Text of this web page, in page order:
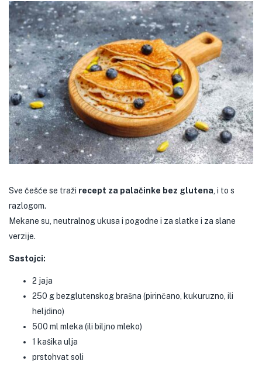
Sve češće se traži recept za palačinke bez glutena , i to s
razlogom.
Mekane su, neutralnog ukusa i pogodne i za slatke i za slane
verzije.
Sastojci:
2 jaja
250 g bezglutenskog brašna (pirinčano, kukuruzno, ili
heljdino)
500 ml mleka (ili biljno mleko)
1 kašika ulja
prstohvat soli